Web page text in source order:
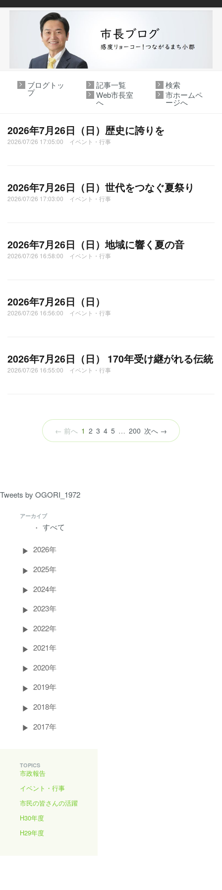
ブログトッ
プ
記事一覧
検索
Web市長室
へ
市ホームペ
ージへ
Tweets by OGORI_1972
アーカイブ
すべて
2026年
2025年
2024年
2023年
2022年
2021年
2020年
2019年
2018年
2017年
TOPICS
市政報告
イベント・行事
市民の皆さんの活躍
H30年度
H29年度
2026年7月26日（日）歴史に誇りを
2026/07/26 17:05:00 イベント・行事
2026年7月26日（日）世代をつなぐ夏祭り
2026/07/26 17:03:00 イベント・行事
2026年7月26日（日）地域に響く夏の音
2026/07/26 16:58:00 イベント・行事
2026年7月26日（日）
2026/07/26 16:56:00 イベント・行事
2026年7月26日（日） 170年受け継がれる伝統
2026/07/26 16:55:00 イベント・行事
← 前へ 1 （こ
の
2 3 4 5 … 200 次へ →